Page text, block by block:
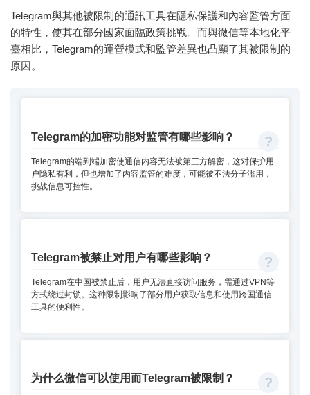
Telegram與其他被限制的通訊工具在隱私保護和內容監管方面
的特性，使其在部分國家面臨政策挑戰。而與微信等本地化平
臺相比，Telegram的運營模式和監管差異也凸顯了其被限制的
原因。
Telegram的加密功能对监管有哪些影响？
Telegram的端到端加密使通信内容无法被第三方解密，这对保护用
户隐私有利，但也增加了内容监管的难度，可能被不法分子滥用，
挑战信息可控性。
Telegram被禁止对用户有哪些影响？
Telegram在中国被禁止后，用户无法直接访问服务，需通过VPN等
方式绕过封锁。这种限制影响了部分用户获取信息和使用跨国通信
工具的便利性。
为什么微信可以使用而Telegram被限制？